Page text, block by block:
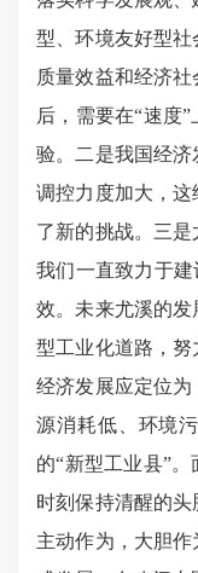
型、环境友好型
质量效益和经济社
后，需要在“速度”
验。二是我国经济
调控力度加大，这
了新的挑战。三是
我们一直致力于建
效。未来尤溪的
型工业化道路，
经济发展应定位
源消耗低、环境
的“新型工业县”
时刻保持清醒的头
主动作为，大胆